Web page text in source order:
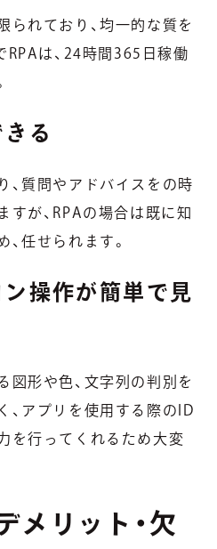
られており、均一的な質を
RPAは、24時間365日稼働
る
、質問やアドバイスをの時
すが、RPAの場合は既に知
任せられます。
操作が簡単で見
図形や色、文字列の判別を
、アプリを使用する際のID
を行ってくれるため大変
メリット・欠